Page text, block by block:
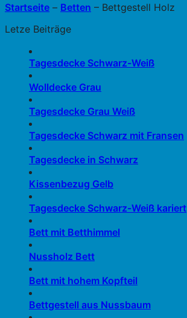
Startseite – Betten – Bettgestell Holz
Letze Beiträge
Tagesdecke Schwarz-Weiß
Wolldecke Grau
Tagesdecke Grau Weiß
Tagesdecke Schwarz mit Fransen
Tagesdecke in Schwarz
Kissenbezug Gelb
Tagesdecke Schwarz-Weiß kariert
Bett mit Betthimmel
Nussholz Bett
Bett mit hohem Kopfteil
Bettgestell aus Nussbaum